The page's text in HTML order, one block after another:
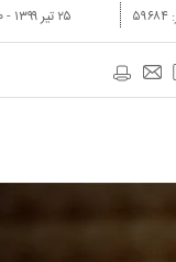
۲۵ تير ۱۳۹۹ - ۱۲:۲۰ ۵۹۶۸۴